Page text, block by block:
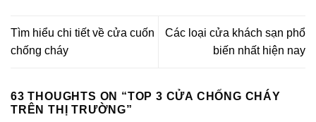
Tìm hiểu chi tiết về cửa cuốn
chống cháy
Các loại cửa khách sạn phổ
biến nhất hiện nay
63 THOUGHTS ON “TOP 3 CỬA CHỐNG CHÁY
TRÊN THỊ TRƯỜNG”